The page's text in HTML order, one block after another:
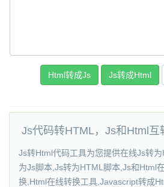
Js代码转HTML，Js和Html互
Js转Html代码工具为您提供在线Js转
为Js脚本,Js转为HTML脚本,Js和Html
换,Html在线转换工具,Javascript转成